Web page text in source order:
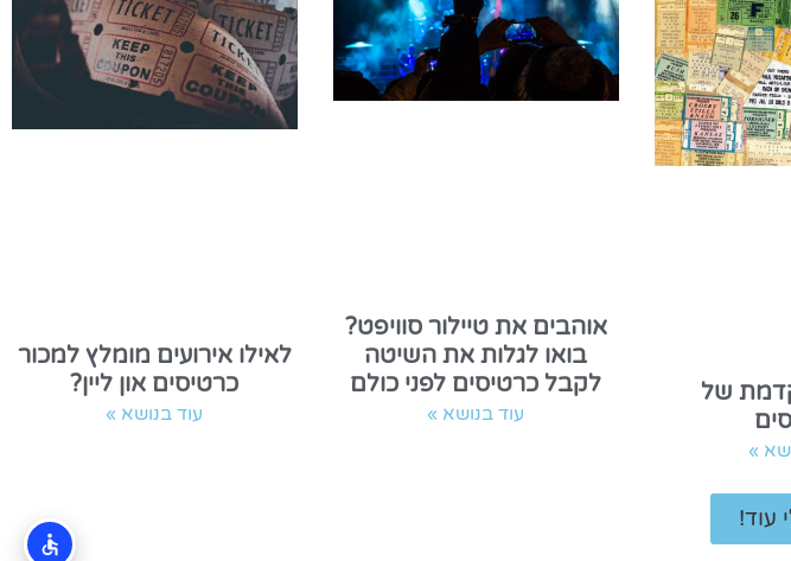
של
»
אוהבים את טיילור סוויפט?
בואו לגלות את השיטה
לקבל כרטיסים לפני כולם
עוד בנושא »
לאילו אירועים מומלץ למכור
כרטיסים און ליין?
עוד בנושא »
עוד!